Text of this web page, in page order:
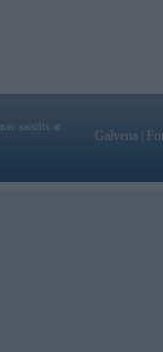
saistīts ar
Galvena